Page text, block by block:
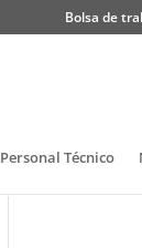
Bolsa de
Personal Técnico